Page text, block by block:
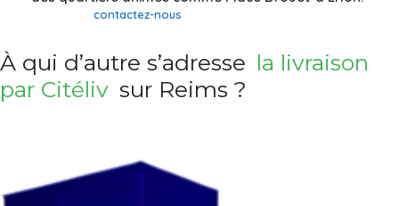
contactez-nous
À qui d’autre s’adresse la livraison
par Citéliv sur Reims ?